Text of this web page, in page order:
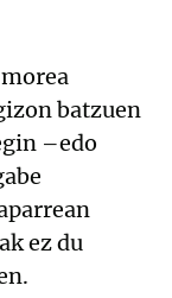
batzuen
–edo
ez du